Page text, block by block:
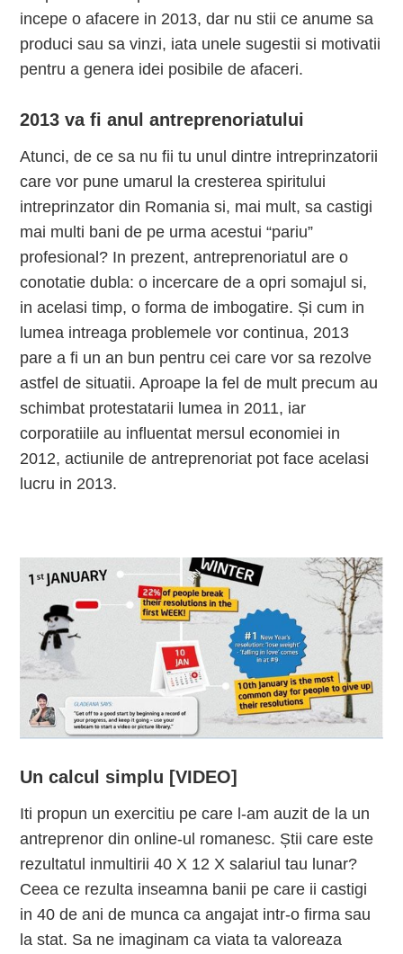
incepe o afacere in 2013, dar nu stii ce anume sa
produci sau sa vinzi, iata unele sugestii si motivatii
pentru a genera idei posibile de afaceri.
2013 va fi anul antreprenoriatului
Atunci, de ce sa nu fii tu unul dintre intreprinzatorii
care vor pune umarul la cresterea spiritului
intreprinzator din Romania si, mai mult, sa castigi
mai multi bani de pe urma acestui “pariu”
profesional? In prezent, antreprenoriatul are o
conotatie dubla: o incercare de a opri somajul si,
in acelasi timp, o forma de imbogatire. Și cum in
lumea intreaga problemele vor continua, 2013
pare a fi un an bun pentru cei care vor sa rezolve
astfel de situatii. Aproape la fel de mult precum au
schimbat protestatarii lumea in 2011, iar
corporatiile au influentat mersul economiei in
2012, actiunile de antreprenoriat pot face acelasi
lucru in 2013.
Un calcul simplu [VIDEO]
Iti propun un exercitiu pe care l-am auzit de la un
antreprenor din online-ul romanesc. Știi care este
rezultatul inmultirii 40 X 12 X salariul tau lunar?
Ceea ce rezulta inseamna banii pe care ii castigi
in 40 de ani de munca ca angajat intr-o firma sau
la stat. Sa ne imaginam ca viata ta valoreaza